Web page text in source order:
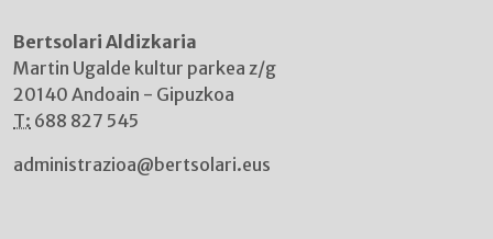
Bertsolari Aldizkaria
Martin Ugalde kultur parkea z/g
20140 Andoain - Gipuzkoa
T: 688 827 545
administrazioa@bertsolari.eus